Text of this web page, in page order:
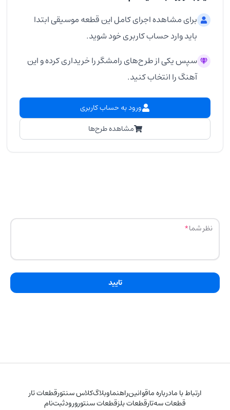
برای مشاهده اجرای کامل این قطعه موسیقی ابتدا
باید وارد حساب کاربری خود شوید.
سپس یکی از طرح‌های رامشگر را خریداری کرده و این
آهنگ را انتخاب کنید.
ورود به حساب کاربری
مشاهده طرح‌ها
نظر شما
تایید
ارتباط با مادرباره ماقوانینراهنماوبلاگکلاس سنتورقطعات تار
قطعات سه‌تارقطعات بلزقطعات سنتورورودثبت‌نام